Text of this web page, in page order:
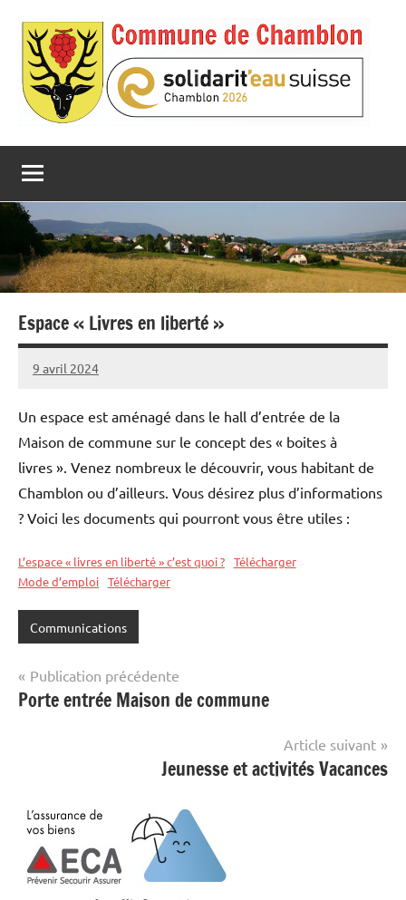
contenu
Espace « Livres en liberté »
9 avril 2024
Commune
Un espace est aménagé dans le hall d’entrée de la
Maison de commune sur le concept des « boites à
livres ». Venez nombreux le découvrir, vous habitant de
Chamblon ou d’ailleurs. Vous désirez plus d’informations
? Voici les documents qui pourront vous être utiles :
L’espace « livres en liberté » c’est quoi ? Télécharger
Mode d’emploi Télécharger
Communications
Navigation
de
Publication précédente
Porte entrée Maison de commune
Article suivant
Jeunesse et activités Vacances